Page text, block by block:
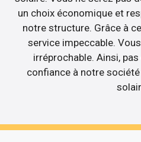
un choix économique et
notre structure. Grâce à
service impeccable.
irréprochable. Ainsi,
confiance à notre